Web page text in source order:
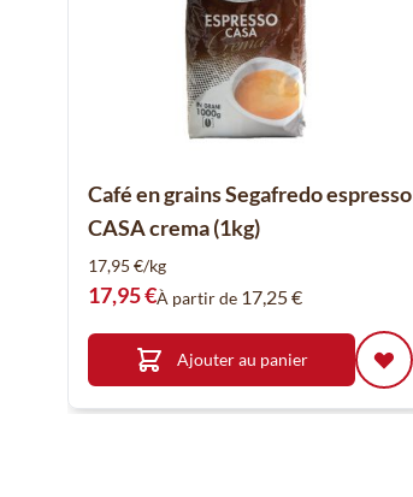
Café en grains Segafredo espresso
CASA crema (1kg)
17,95 €/kg
17,95 €À partir de 17,25 €
Ajouter au panier